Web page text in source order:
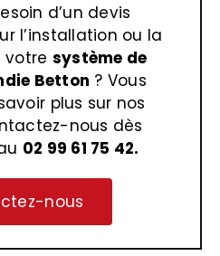
d’un devis
l’installation ou la
votre système de
Betton ? Vous
plus sur nos
nous dès
02 99 61 75 42.
nous